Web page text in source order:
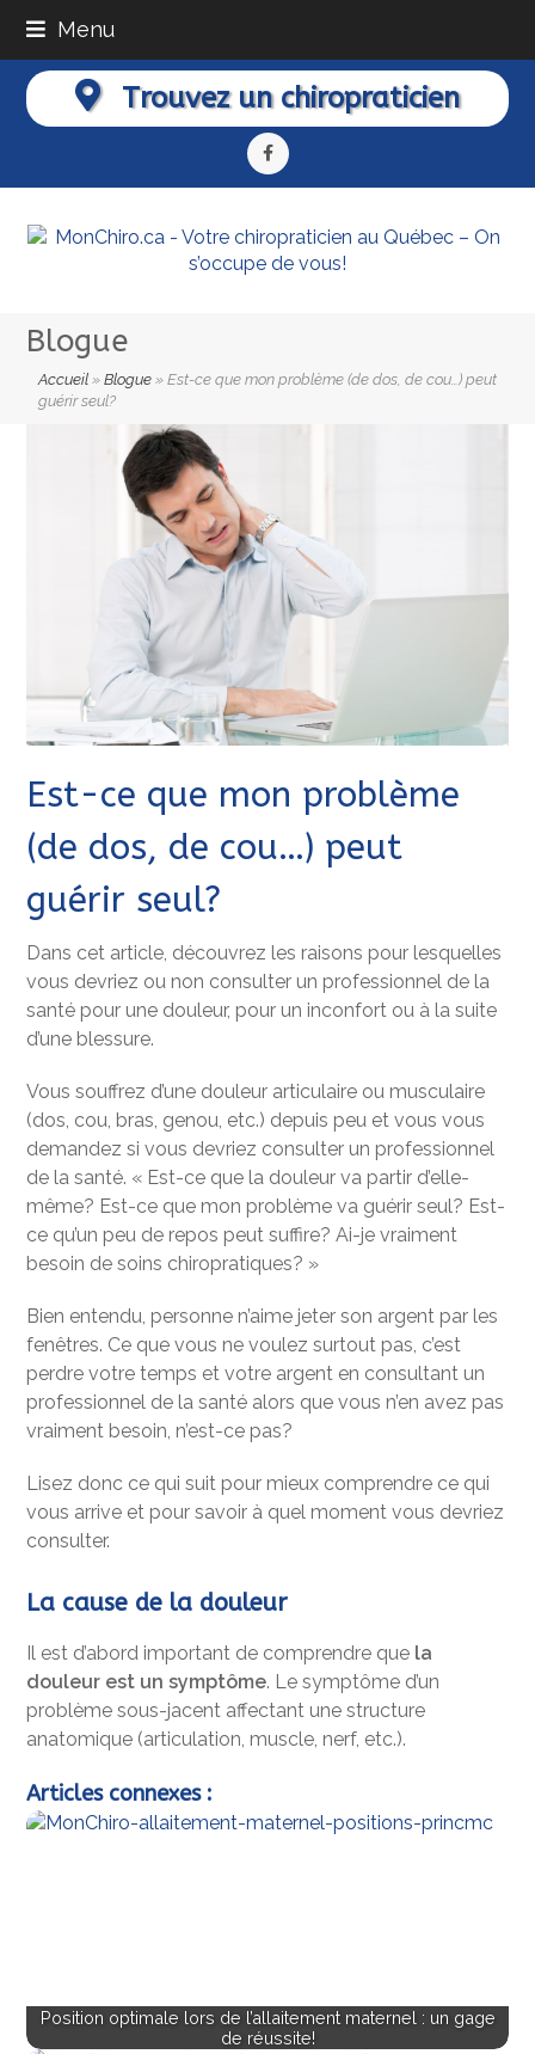
Menu
Trouvez un chiropraticien
Facebook
Blogue
Accueil »Blogue »Est-ce que mon problème (de dos, de cou…) peut
guérir seul?
Est-ce que mon problème
(de dos, de cou…) peut
guérir seul?
Dans cet article, découvrez les raisons pour lesquelles
vous devriez ou non consulter un professionnel de la
santé pour une douleur, pour un inconfort ou à la suite
d’une blessure.
Vous souffrez d’une douleur articulaire ou musculaire
(dos, cou, bras, genou, etc.) depuis peu et vous vous
demandez si vous devriez consulter un professionnel
de la santé. « Est-ce que la douleur va partir d’elle-
même? Est-ce que mon problème va guérir seul? Est-
ce qu’un peu de repos peut suffire? Ai-je vraiment
besoin de soins chiropratiques? »
Bien entendu, personne n’aime jeter son argent par les
fenêtres. Ce que vous ne voulez surtout pas, c’est
perdre votre temps et votre argent en consultant un
professionnel de la santé alors que vous n’en avez pas
vraiment besoin, n’est-ce pas?
Lisez donc ce qui suit pour mieux comprendre ce qui
vous arrive et pour savoir à quel moment vous devriez
consulter.
La cause de la douleur
Il est d’abord important de comprendre que la
douleur est un symptôme. Le symptôme d’un
problème sous-jacent affectant une structure
anatomique (articulation, muscle, nerf, etc.).
Articles connexes :
Position optimale lors de l’allaitement maternel : un gage
de réussite!